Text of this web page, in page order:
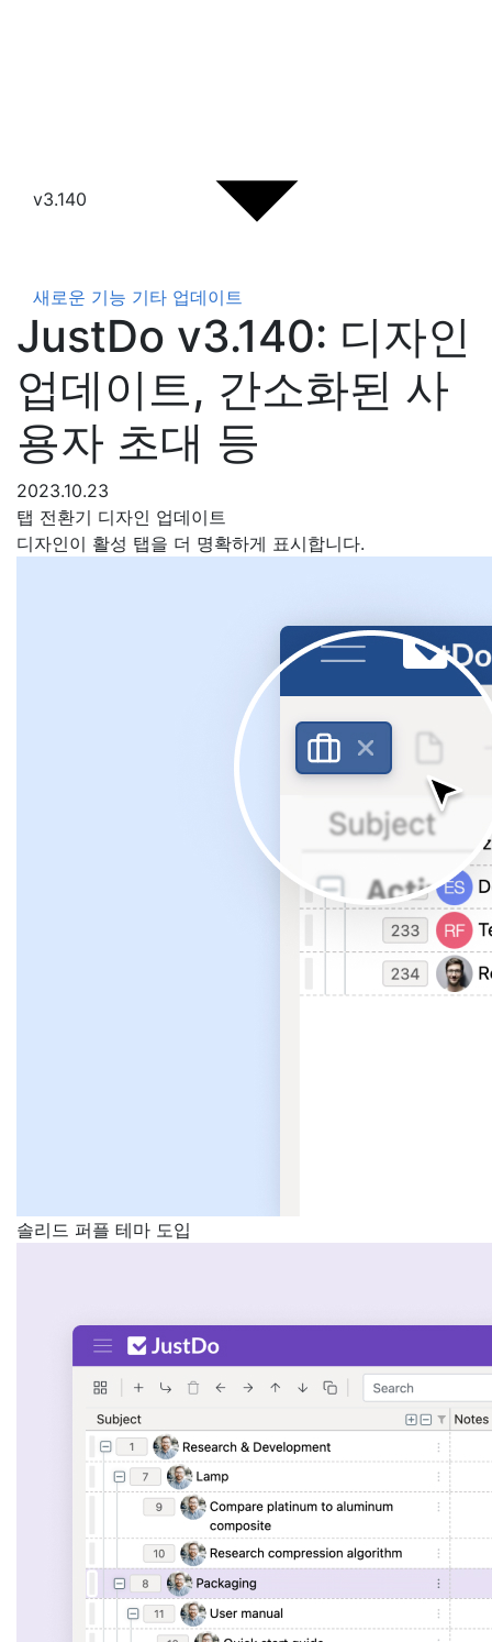
v3.140
새로운 기능 기타 업데이트
JustDo v3.140: 디자인
업데이트, 간소화된 사
용자 초대 등
2023.10.23
탭 전환기 디자인 업데이트
디자인이 활성 탭을 더 명확하게 표시합니다.
솔리드 퍼플 테마 도입